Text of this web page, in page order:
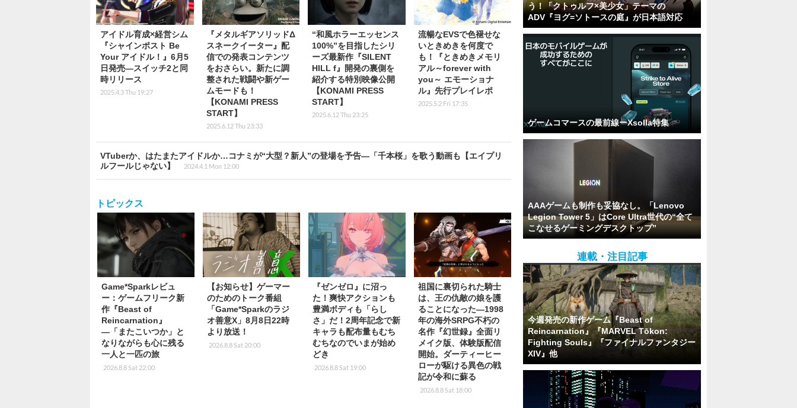
アイドル育成×経営シム
『シャインポスト Be
Your アイドル！』6月5
日発売―スイッチ2と同
時リリース
2025.4.3 Thu 19:27
『メタルギアソリッドΔ
スネークイーター』配
信での発表コンテンツ
をおさらい。新たに調
整された戦闘や新ゲー
ムモードも！
【KONAMI PRESS
START】
2025.6.12 Thu 23:33
“和風ホラーエッセンス
100%”を目指したシリ
ーズ最新作『SILENT
HILL f』開発の裏側を
紹介する特別映像公開
【KONAMI PRESS
START】
2025.6.12 Thu 23:25
流暢なEVSで色褪せな
いときめきを何度で
も！『ときめきメモリ
アル～forever with
you～ エモーショナ
ル』先行プレイレポ
2025.5.2 Fri 17:35
VTuberか、はたまたアイドルか…コナミが“大型？新人”の登場を予告―「千本桜」を歌う動画も【エイプリ
ルフールじゃない】
2024.4.1 Mon 12:00
トピックス
Game*Sparkレビュ
ー：ゲームフリーク新
作『Beast of
Reincarnation』
―「またこいつか」と
なりながらも心に残る
一人と一匹の旅
2026.8.8 Sat 22:00
【お知らせ】ゲーマー
のためのトーク番組
「Game*Sparkのラジ
オ善意X」8月8日22時
より放送！
2026.8.8 Sat 20:00
『ゼンゼロ』に沼っ
た！爽快アクションも
豊満ボディも「らし
さ」だ！2周年記念で新
キャラも配布量もむち
むちなのでいまが始め
どき
2026.8.8 Sat 19:00
祖国に裏切られた騎士
は、王の仇敵の娘を護
ることになった―1998
年の海外SRPG不朽の
名作『幻世録』全面リ
メイク版、体験版配信
開始。ダーティーヒー
ローが駆ける異色の戦
記が令和に蘇る
2026.8.8 Sat 18:00
う！「クトゥルフ×美少女」テーマの
ADV『ヨグ=ソトースの庭』が日本語対応
ゲームコマースの最前線ーXsolla特集
AAAゲームも制作も妥協なし。「Lenovo
Legion Tower 5」はCore Ultra世代の“全て
こなせるゲーミングデスクトップ”
連載・注目記事
今週発売の新作ゲーム『Beast of
Reincarnation』『MARVEL Tōkon:
Fighting Souls』『ファイナルファンタジー
XIV』他